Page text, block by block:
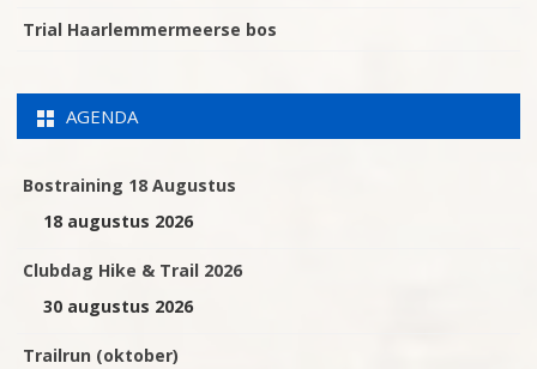
Trial Haarlemmermeerse bos
AGENDA
Bostraining 18 Augustus
18 augustus 2026
Clubdag Hike & Trail 2026
30 augustus 2026
Trailrun (oktober)